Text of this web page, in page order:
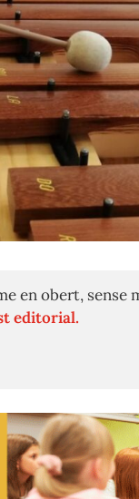
en obert, sense
editorial.